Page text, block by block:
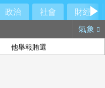
政治 社會
財經
氣象
他舉報賄選